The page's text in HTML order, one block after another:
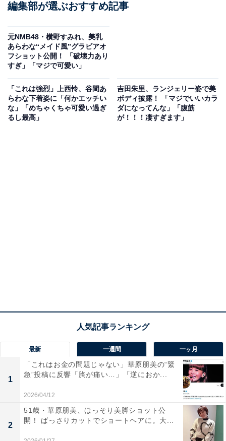
編集部が選ぶおすすめ記事
元NMB48・横野すみれ、美乳
あらわな“メイド風”グラビアオ
フショット公開！ 「破壊力あり
すぎ」「マジで可愛い」
「これは強烈」上西怜、谷間あ
らわな下着姿に「何かエッチい
な」「めちゃくちゃ可愛い過ぎ
るし最高」
吉田朱里、ランジェリー姿で美
ボディ披露！ 「マジでいいカラ
ダになってんな」「腹筋
が！！！凄すぎます」
最新 一週間 一ヶ月
1
「これはお金の問題じゃない」華原朋美の“緊
急”投稿に反響「胸が痛い…」「逆におか...
2026/04/12
2
51歳・華原朋美、ほっそり美脚ショット公
開！ ばっさりカットでショートヘアに。大...